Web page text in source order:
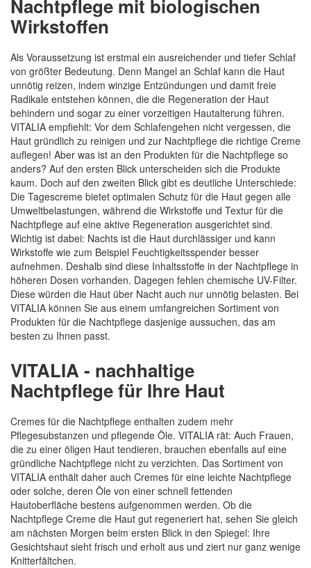
Nachtpflege mit biologischen
Wirkstoffen
Als Voraussetzung ist erstmal ein ausreichender und tiefer Schlaf
von größter Bedeutung. Denn Mangel an Schlaf kann die Haut
unnötig reizen, indem winzige Entzündungen und damit freie
Radikale entstehen können, die die Regeneration der Haut
behindern und sogar zu einer vorzeitigen Hautalterung führen.
VITALIA empfiehlt: Vor dem Schlafengehen nicht vergessen, die
Haut gründlich zu reinigen und zur Nachtpflege die richtige Creme
auflegen! Aber was ist an den Produkten für die Nachtpflege so
anders? Auf den ersten Blick unterscheiden sich die Produkte
kaum. Doch auf den zweiten Blick gibt es deutliche Unterschiede:
Die Tagescreme bietet optimalen Schutz für die Haut gegen alle
Umweltbelastungen, während die Wirkstoffe und Textur für die
Nachtpflege auf eine aktive Regeneration ausgerichtet sind.
Wichtig ist dabei: Nachts ist die Haut durchlässiger und kann
Wirkstoffe wie zum Beispiel Feuchtigkeitsspender besser
aufnehmen. Deshalb sind diese Inhaltsstoffe in der Nachtpflege in
höheren Dosen vorhanden. Dagegen fehlen chemische UV-Filter.
Diese würden die Haut über Nacht auch nur unnötig belasten. Bei
VITALIA können Sie aus einem umfangreichen Sortiment von
Produkten für die Nachtpflege dasjenige aussuchen, das am
besten zu Ihnen passt.
VITALIA - nachhaltige
Nachtpflege für Ihre Haut
Cremes für die Nachtpflege enthalten zudem mehr
Pflegesubstanzen und pflegende Öle. VITALIA rät: Auch Frauen,
die zu einer öligen Haut tendieren, brauchen ebenfalls auf eine
gründliche Nachtpflege nicht zu verzichten. Das Sortiment von
VITALIA enthält daher auch Cremes für eine leichte Nachtpflege
oder solche, deren Öle von einer schnell fettenden
Hautoberfläche bestens aufgenommen werden. Ob die
Nachtpflege Creme die Haut gut regeneriert hat, sehen Sie gleich
am nächsten Morgen beim ersten Blick in den Spiegel: Ihre
Gesichtshaut sieht frisch und erholt aus und ziert nur ganz wenige
Knitterfältchen.